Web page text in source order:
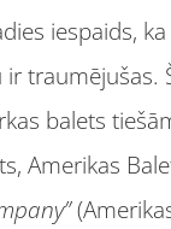
iespaids,
ir traumējušas.
balets
Amerikas